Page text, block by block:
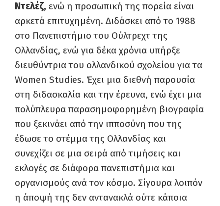
Ντελέζ, ενώ η προσωπική της πορεία είναι
αρκετά επιτυχημένη. Διδάσκει από το 1988
στο Πανεπιστήμιο του Ούλτρεχτ της
Ολλανδίας, ενώ για δέκα χρόνια υπήρξε
διευθύντρια του ολλανδικού σχολείου για τα
Women Studies. Έχει μια διεθνή παρουσία
στη διδασκαλία και την έρευνα, ενώ έχει μια
πολύπλευρα παρασημοφορημένη βιογραφία
που ξεκινάει από την ιπποσύνη που της
έδωσε το στέμμα της Ολλανδίας και
συνεχίζει σε μια σειρά από τιμήσεις και
εκλογές σε διάφορα πανεπιστήμια και
οργανισμούς ανά τον κόσμο. Σίγουρα λοιπόν
η άποψή της δεν αντανακλά ούτε κάποια